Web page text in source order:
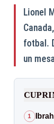
Lionel
fotbal.
un
1